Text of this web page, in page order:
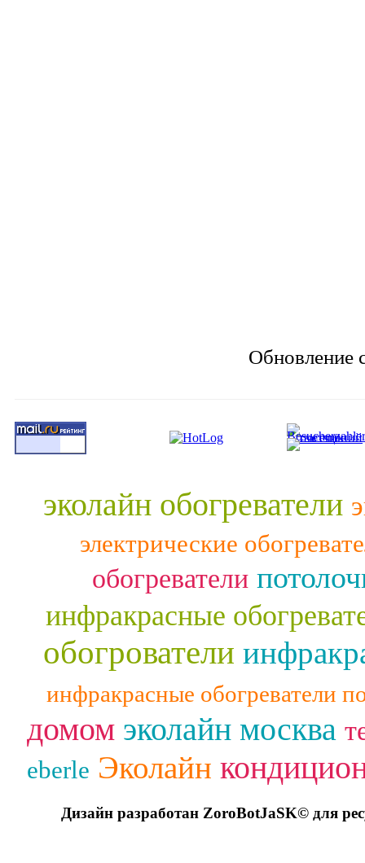
Обновление
эколайн обогреватели
электрические
обогреватели
инфракрасные
обогрователи
инфракрасные обогреватели
домом эколайн москва
eberle Эколайн
Дизайн разработан ZoroBotJaSK© для